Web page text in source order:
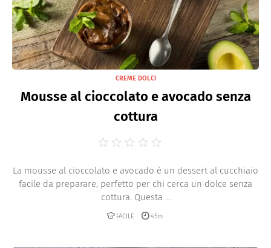
CREME DOLCI
Mousse al cioccolato e avocado senza
cottura
La mousse al cioccolato e avocado è un dessert al cucchiaio
facile da preparare, perfetto per chi cerca un dolce senza
cottura. Questa ...
FACILE 45m